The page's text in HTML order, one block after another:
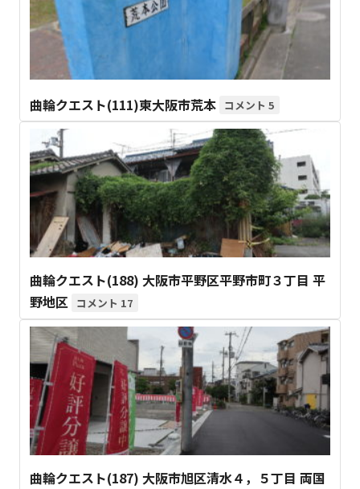
曲輪クエスト(111)東大阪市荒本 5
曲輪クエスト(188) 大阪市平野区平野市町３丁目 平
野地区
17
曲輪クエスト(187) 大阪市旭区清水４，５丁目 両国